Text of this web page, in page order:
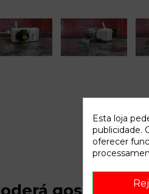
Esta loja
publicidade.
oferecer